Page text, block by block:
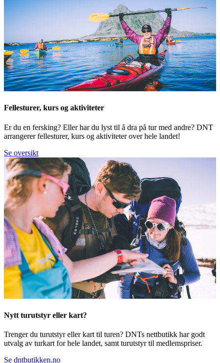
Fellesturer, kurs og aktiviteter
Er du en fersking? Eller har du lyst til å dra på tur med andre? DNT
arrangerer fellesturer, kurs og aktiviteter over hele landet!
Se oversikt
Nytt turutstyr eller kart?
Trenger du turutstyr eller kart til turen? DNTs nettbutikk har godt
utvalg av turkart for hele landet, samt turutstyr til medlemspriser.
Se dntbutikken.no